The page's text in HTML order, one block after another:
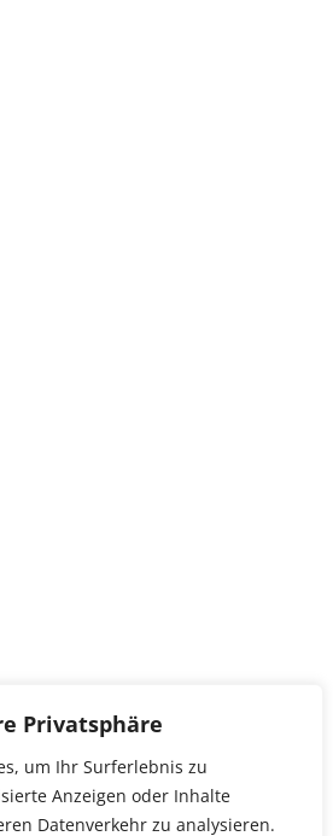
Privatsphäre
um Ihr Surferlebnis zu
Anzeigen oder Inhalte
Datenverkehr zu analysieren.